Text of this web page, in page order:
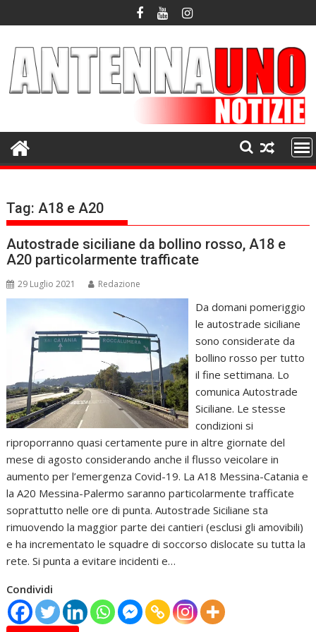
to
Tag: A18 e A20
Autostrade siciliane da bollino rosso, A18 e
A20 particolarmente trafficate
29 Luglio 2021 Redazione
Da domani pomeriggio
le autostrade siciliane
sono considerate da
bollino rosso per tutto
il fine settimana. Lo
comunica Autostrade
Siciliane. Le stesse
condizioni si
riproporranno quasi certamente pure in altre giornate del
mese di agosto considerando anche il flusso veicolare in
aumento per l’emergenza Covid-19. La A18 Messina-Catania e
la A20 Messina-Palermo saranno particolarmente trafficate
soprattutto nelle ore di punta. Autostrade Siciliane sta
rimuovendo la maggior parte dei cantieri (esclusi gli amovibili)
e ha incrementato le squadre di soccorso dislocate su tutta la
rete. Si punta a evitare incidenti e…
Condividi